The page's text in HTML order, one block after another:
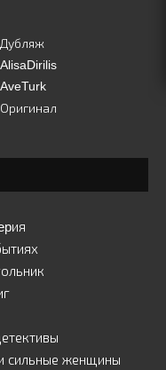
Дубляж
AlisaDirilis
AveTurk
Оригинал
сильные женщины